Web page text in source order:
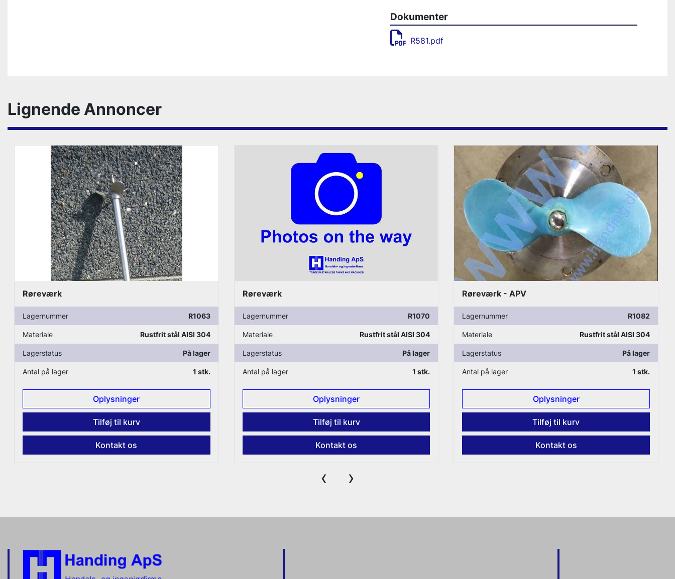
Dokumenter
R581.pdf
Lignende Annoncer
Røreværk
Lagernummer R1070
Materiale Rustfrit stål AISI 304
Lagerstatus På lager
Antal på lager 1 stk.
Oplysninger
Tilføj til kurv
Kontakt os
Røreværk - APV
Lagernummer R1082
Materiale Rustfrit stål AISI 304
Lagerstatus På lager
Antal på lager 1 stk.
Oplysninger
Tilføj til kurv
Kontakt os
Røreværk - Alfa Laval
Lagernummer R1098
Materiale Rustfrit stål AISI 304
Lagerstatus På lager
Antal på lager 2 stk.
Oplysninger
Tilføj til kurv
Kontakt os
‹ ›